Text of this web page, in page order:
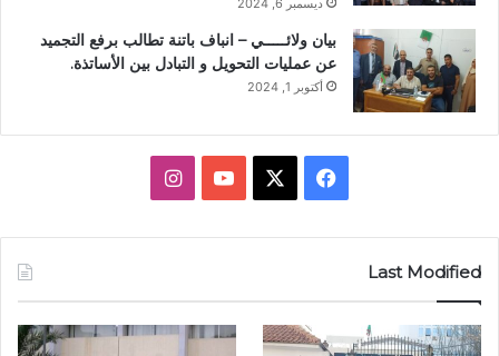
ديسمبر 6, 2024
بيان ولائـــــي – انباف باتنة تطالب برفع التجميد
عن عمليات التحويل و التبادل بين الأساتذة.
أكتوبر 1, 2024
Last Modified